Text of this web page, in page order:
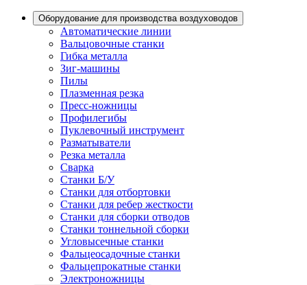
Оборудование для производства воздуховодов
Автоматические линии
Вальцовочные станки
Гибка металла
Зиг-машины
Пилы
Плазменная резка
Пресс-ножницы
Профилегибы
Пуклевочный инструмент
Разматыватели
Резка металла
Сварка
Станки Б/У
Станки для отбортовки
Станки для ребер жесткости
Станки для сборки отводов
Станки тоннельной сборки
Угловысечные станки
Фальцеосадочные станки
Фальцепрокатные станки
Электроножницы